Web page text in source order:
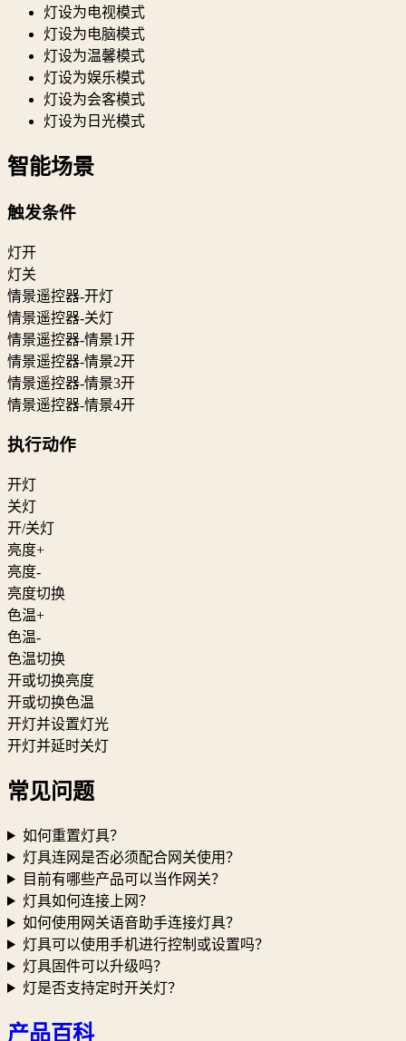
灯设为电视模式
灯设为电脑模式
灯设为温馨模式
灯设为娱乐模式
灯设为会客模式
灯设为日光模式
智能场景
触发条件
灯开
灯关
情景遥控器-开灯
情景遥控器-关灯
情景遥控器-情景1开
情景遥控器-情景2开
情景遥控器-情景3开
情景遥控器-情景4开
执行动作
开灯
关灯
开/关灯
亮度+
亮度-
亮度切换
色温+
色温-
色温切换
开或切换亮度
开或切换色温
开灯并设置灯光
开灯并延时关灯
常见问题
如何重置灯具？
灯具连网是否必须配合网关使用？
目前有哪些产品可以当作网关？
灯具如何连接上网？
如何使用网关语音助手连接灯具？
灯具可以使用手机进行控制或设置吗？
灯具固件可以升级吗？
灯是否支持定时开关灯？
产品百科